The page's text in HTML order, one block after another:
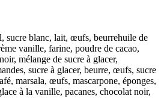
sucre blanc, lait, œufs, beurrehuile de
vanille, farine, poudre de cacao,
mélange de sucre à glacer,
sucre à glacer, beurre, œufs, sucre
marsala, œufs, mascarpone, éponges,
à la vanille, pacanes, chocolat noir,